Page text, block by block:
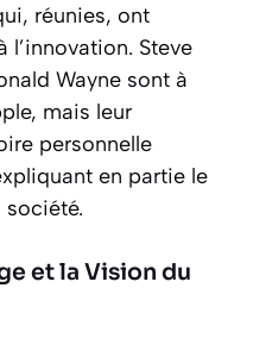
réunies, ont
Steve
Wayne sont à
mais leur
personnelle
en partie le
et la Vision du